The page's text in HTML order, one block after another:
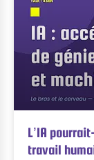
L’IA
travail